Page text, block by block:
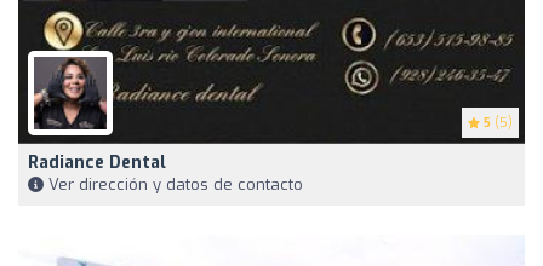
5 (5)
Radiance Dental
Ver dirección y datos de contacto